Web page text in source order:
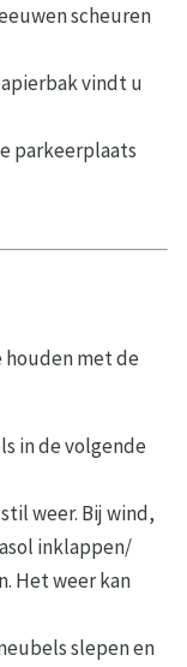
scheuren
vindt u
parkeerplaats
houden met de
in de volgende
weer. Bij wind,
inklappen/
Het weer kan
slepen en